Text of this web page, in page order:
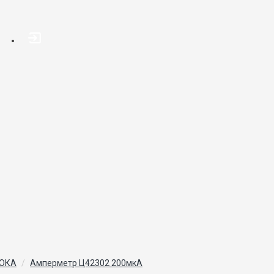
Амперметр Ц42302 200мкА